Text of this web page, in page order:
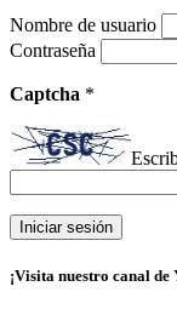
Nombre de usuario
Contraseña
Captcha *
¡Visita nuestro canal de